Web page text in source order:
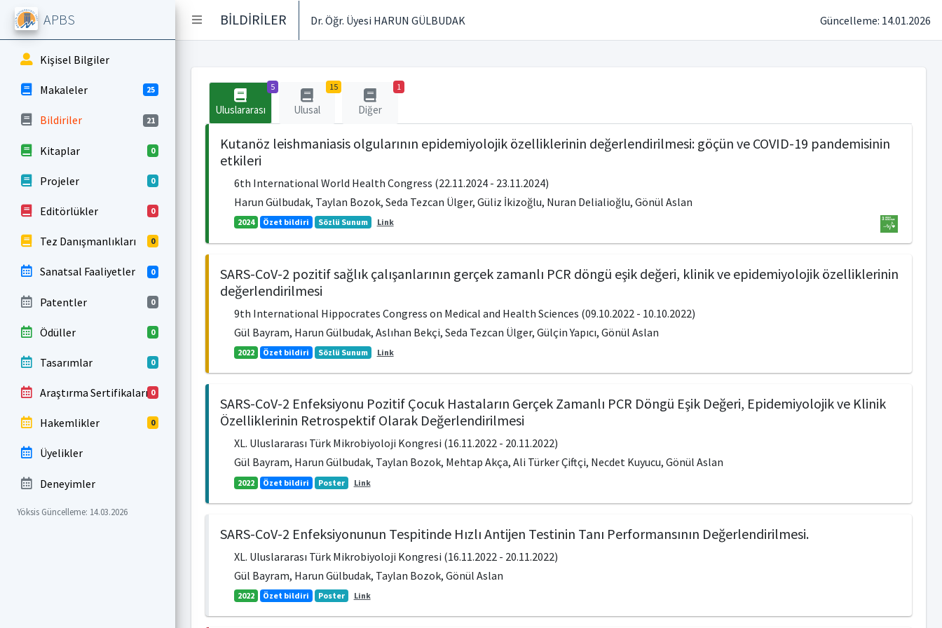
BİLDİRİLER Dr. Öğr. Üyesi HARUN GÜLBUDAK Güncelleme: 14.01.2026
APBS
Kişisel Bilgiler
Makaleler 25
Bildiriler 21
Kitaplar 0
Projeler 0
Editörlükler 0
Tez Danışmanlıkları 0
Sanatsal Faaliyetler 0
Patentler 0
Ödüller 0
Tasarımlar 0
Araştırma Sertifikaları 0
Hakemlikler 0
Üyelikler
Deneyimler
Yöksis Güncelleme: 14.03.2026
5
Uluslararası
15
Ulusal
1
Diğer
Kutanöz leishmaniasis olgularının epidemiyolojik özelliklerinin değerlendirilmesi: göçün ve COVID-19 pandemisinin
etkileri
6th International World Health Congress (22.11.2024 - 23.11.2024)
Harun Gülbudak, Taylan Bozok, Seda Tezcan Ülger, Güliz İkizoğlu, Nuran Delialioğlu, Gönül Aslan
2024 Özet bildiri Sözlü Sunum Link
SARS-CoV-2 pozitif sağlık çalışanlarının gerçek zamanlı PCR döngü eşik değeri, klinik ve epidemiyolojik özelliklerinin
değerlendirilmesi
9th International Hippocrates Congress on Medical and Health Sciences (09.10.2022 - 10.10.2022)
Gül Bayram, Harun Gülbudak, Aslıhan Bekçi, Seda Tezcan Ülger, Gülçin Yapıcı, Gönül Aslan
2022 Özet bildiri Sözlü Sunum Link
SARS-CoV-2 Enfeksiyonu Pozitif Çocuk Hastaların Gerçek Zamanlı PCR Döngü Eşik Değeri, Epidemiyolojik ve Klinik
Özelliklerinin Retrospektif Olarak Değerlendirilmesi
XL. Uluslararası Türk Mikrobiyoloji Kongresi (16.11.2022 - 20.11.2022)
Gül Bayram, Harun Gülbudak, Taylan Bozok, Mehtap Akça, Ali Türker Çiftçi, Necdet Kuyucu, Gönül Aslan
2022 Özet bildiri Poster Link
SARS-CoV-2 Enfeksiyonunun Tespitinde Hızlı Antijen Testinin Tanı Performansının Değerlendirilmesi.
XL. Uluslararası Türk Mikrobiyoloji Kongresi (16.11.2022 - 20.11.2022)
Gül Bayram, Harun Gülbudak, Taylan Bozok, Gönül Aslan
2022 Özet bildiri Poster Link